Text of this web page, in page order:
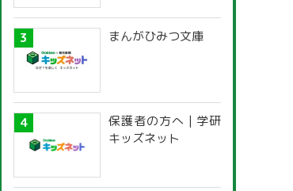
まんがひみつ文庫
保護者の方へ | 学研
キッズネット